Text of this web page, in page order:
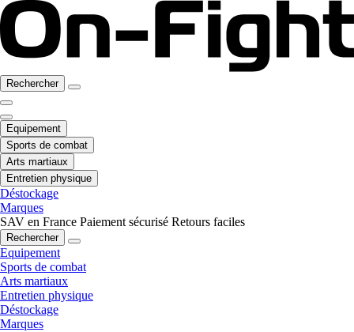
Rechercher
Equipement
Sports de combat
Arts martiaux
Entretien physique
Déstockage
Marques
SAV en France Paiement sécurisé Retours faciles
Rechercher
Equipement
Sports de combat
Arts martiaux
Entretien physique
Déstockage
Marques